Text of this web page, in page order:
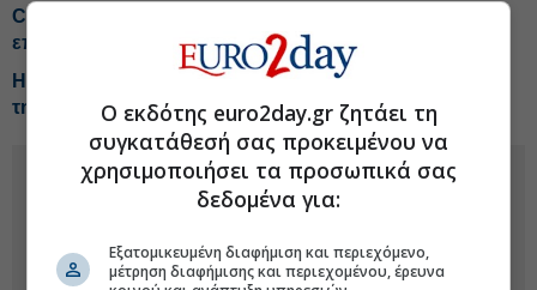
CrediaBank: Ρεκόρ σε εκταμιεύσεις και
επαναλαμβανόμενα κέρδη προ προβλέψεων
H έκπληξη από την Helleniq Energy-Τα telecom σχέδια
της ΔΕΗ-Tips για Coca Cola, Alter Ego, ΑΔΜΗΕ, ΙΝΤΕΚ
Ο εκδότης euro2day.gr ζητάει τη
συγκατάθεσή σας προκειμένου να
χρησιμοποιήσει τα προσωπικά σας
δεδομένα για:
Εξατομικευμένη διαφήμιση και περιεχόμενο,
μέτρηση διαφήμισης και περιεχομένου, έρευνα